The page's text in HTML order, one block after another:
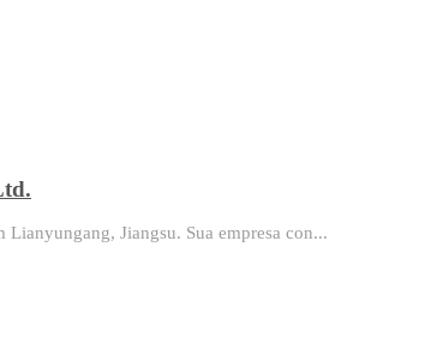
Jiangsu. Sua empresa con...